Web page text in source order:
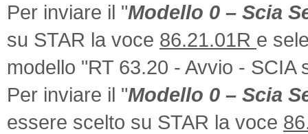
Per inviare il "Modello 0 – Scia
su STAR la voce 86.21.01R e
modello "RT 63.20 - Avvio - SCIA
Per inviare il "Modello 0 – Scia
essere scelto su STAR la voce